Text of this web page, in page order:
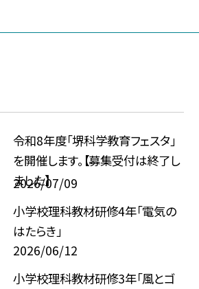
令和8年度「堺科学教育フェスタ」
を開催します。【募集受付は終了し
ました】
2026/07/09
小学校理科教材研修4年「電気の
はたらき」
2026/06/12
小学校理科教材研修3年「風とゴ